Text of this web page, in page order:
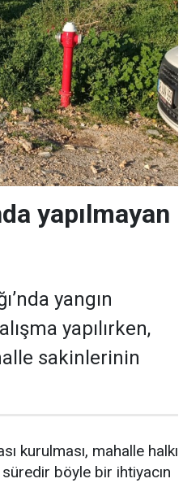
yapılmayan
yangın
yapılırken,
sakinlerinin
kurulması, mahalle halkı
böyle bir ihtiyacın